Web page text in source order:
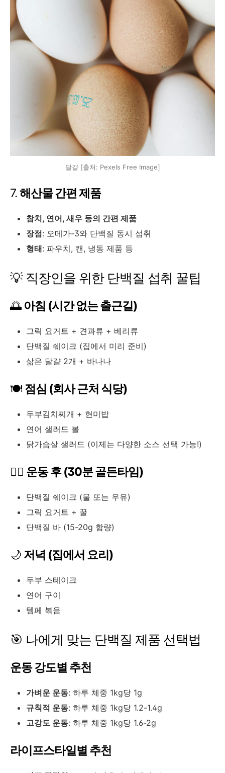
달걀 [출처: Pexels Free Image]
7.해산물 간편 제품
참치, 연어, 새우 등의 간편 제품
장점: 오메가-3와 단백질 동시 섭취
형태: 파우치, 캔, 냉동 제품 등
💡 직장인을 위한 단백질 섭취 꿀팁
🌅 아침 (시간 없는 출근길)
그릭 요거트 + 견과류 + 베리류
단백질 쉐이크 (집에서 미리 준비)
삶은 달걀 2개 + 바나나
🍽️ 점심 (회사 근처 식당)
두부김치찌개 + 현미밥
연어 샐러드 볼
닭가슴살 샐러드 (이제는 다양한 소스 선택 가능!)
🏋️‍♀️ 운동 후 (30분 골든타임)
단백질 쉐이크 (물 또는 우유)
그릭 요거트 + 꿀
단백질 바 (15-20g 함량)
🌙 저녁 (집에서 요리)
두부 스테이크
연어 구이
템페 볶음
🎯 나에게 맞는 단백질 제품 선택법
운동 강도별 추천
가벼운 운동: 하루 체중 1kg당 1g
규칙적 운동: 하루 체중 1kg당 1.2-1.4g
고강도 운동: 하루 체중 1kg당 1.6-2g
라이프스타일별 추천